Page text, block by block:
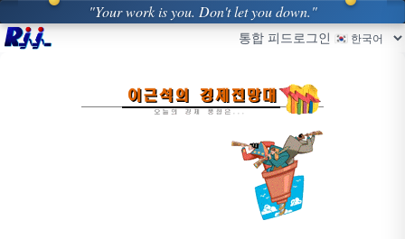
"Your work is you. Don't let you down."
통합 피드로그인